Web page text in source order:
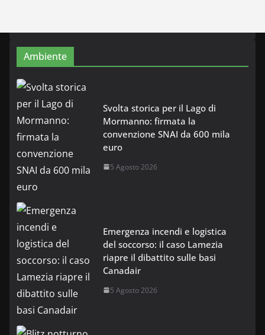
Ambiente
Svolta storica per il Lago di
Mormanno: firmata la
convenzione SNAI da 600 mila
euro
5 Agosto 2026
Emergenza incendi e logistica
del soccorso: il caso Lamezia
riapre il dibattito sulle basi
Canadair
5 Agosto 2026